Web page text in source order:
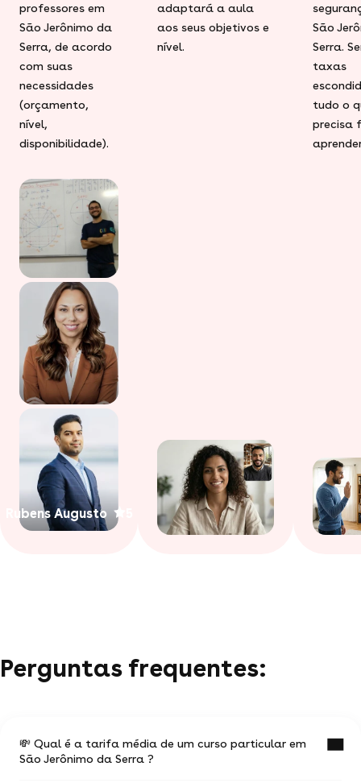
professores em
São Jerônimo da
Serra, de acordo
com suas
necessidades
(orçamento,
nível,
disponibilidade).
Rubens Augusto
adaptará a aula
aos seus objetivos e
nível.
São
Serra.
taxas
tudo o
precisa
Perguntas frequentes:
💸 Qual é a tarifa média de um curso particular em
São Jerônimo da Serra ?